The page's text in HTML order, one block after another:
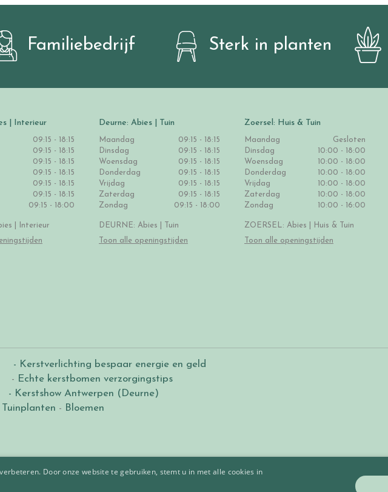
Familiebedrijf Sterk in planten
| Interieur
09:15 - 18:15
09:15 - 18:15
09:15 - 18:15
09:15 - 18:15
09:15 - 18:15
09:15 - 18:15
09:15 - 18:00
| Interieur
Deurne: Abies | Tuin
Maandag
09:15 - 18:15
Dinsdag
09:15 - 18:15
Woensdag
09:15 - 18:15
Donderdag
09:15 - 18:15
Vrijdag
09:15 - 18:15
Zaterdag
09:15 - 18:15
Zondag
09:15 - 18:00
DEURNE: Abies | Tuin
Toon alle openingstijden
Zoersel: Huis & Tuin
Maandag
Gesloten
Dinsdag
10:00 - 18:00
Woensdag
10:00 - 18:00
Donderdag
10:00 - 18:00
Vrijdag
10:00 - 18:00
Zaterdag
10:00 - 18:00
Zondag
10:00 - 16:00
ZOERSEL: Abies | Huis & Tuin
Toon alle openingstijden
- Kerstverlichting bespaar energie en geld
Echte kerstbomen verzorgingstips
- Kerstshow Antwerpen (Deurne)
Tuinplanten - Bloemen
Door onze website te gebruiken, stemt u in met alle cookies in